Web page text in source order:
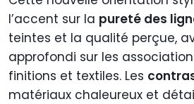
l’accent sur la pureté des
teintes et la qualité perçue,
approfondi sur les
finitions et textiles. Les
matériaux chaleureux et